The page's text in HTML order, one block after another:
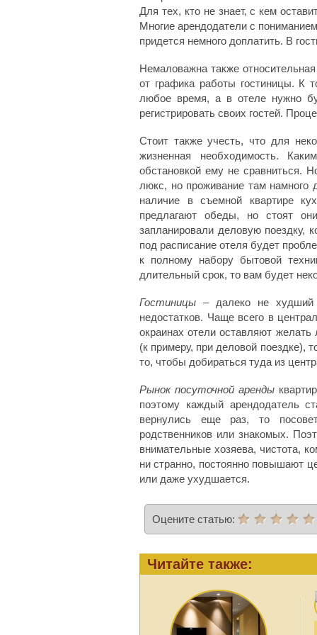
Для тех, кто не знает, с кем
Многие арендодатели с
придется немного доплатить. В
Немаловажна также
от графика работы гостиницы. К
любое время, а в отеле нужно
регистрировать своих гостей.
Стоит также учесть, что для
жизненная необходимость.
обстановкой ему не сравниться.
люкс, но проживание там намного
наличие в съемной квартире
предлагают обеды, но стоят
запланировали деловую поездку,
под расписание отеля будет
к полному набору бытовой
длительный срок, то вам будет
Гостиницы – далеко не
недостатков. Чаще всего в
окраинах отели оставляют
(к примеру, при деловой поездке),
то, чтобы добираться туда из
Рынок посуточной аренды
поэтому каждый арендодатель
вернулись еще раз, то
родственников или знакомых.
внимательные хозяева, чистота,
ни странно, постоянно повышают
или даже ухудшается.
Оцените статью:
Читайте также: